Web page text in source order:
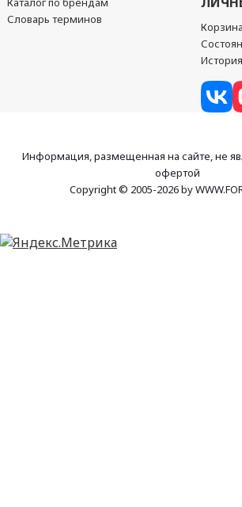
Словарь терминов
Корзина
Информация, размещенная на сайте, не
офертой
Copyright © 2005-2026 by